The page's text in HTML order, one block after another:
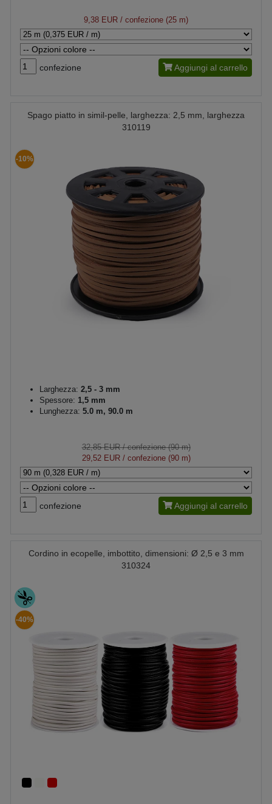
9,38 EUR / confezione (25 m)
confezione Aggiungi al carrello
Spago piatto in simil-pelle, larghezza: 2,5 mm, larghezza
310119
-10%
Larghezza: 2,5 - 3 mm
Spessore: 1,5 mm
Lunghezza: 5.0 m, 90.0 m
32,85 EUR/ confezione (90 m)
29,52 EUR/ confezione (90 m)
confezione Aggiungi al carrello
Cordino in ecopelle, imbottito, dimensioni: Ø 2,5 e 3 mm
310324
-40%